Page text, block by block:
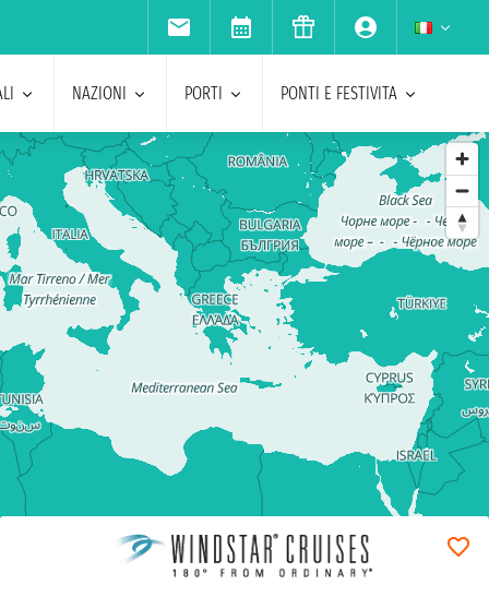
NAZIONI PORTI PONTI E FESTIVITA